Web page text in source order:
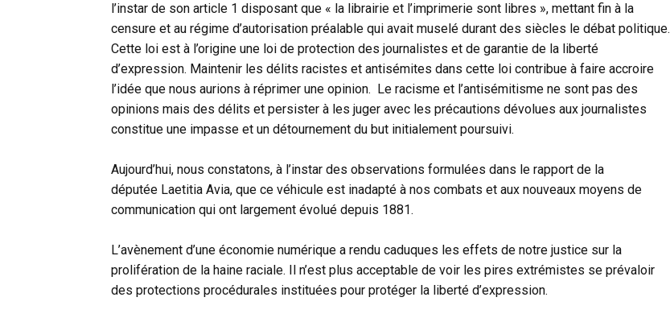
l’instar de son article 1 disposant que « la librairie et l’imprimerie sont libres », mettant fin à la
censure et au régime d’autorisation préalable qui avait muselé durant des siècles le débat politique.
Cette loi est à l’origine une loi de protection des journalistes et de garantie de la liberté
d’expression. Maintenir les délits racistes et antisémites dans cette loi contribue à faire accroire
l’idée que nous aurions à réprimer une opinion. Le racisme et l’antisémitisme ne sont pas des
opinions mais des délits et persister à les juger avec les précautions dévolues aux journalistes
constitue une impasse et un détournement du but initialement poursuivi.
Aujourd’hui, nous constatons, à l’instar des observations formulées dans le rapport de la
députée Laetitia Avia, que ce véhicule est inadapté à nos combats et aux nouveaux moyens de
communication qui ont largement évolué depuis 1881.
L’avènement d’une économie numérique a rendu caduques les effets de notre justice sur la
prolifération de la haine raciale. Il n’est plus acceptable de voir les pires extrémistes se prévaloir
des protections procédurales instituées pour protéger la liberté d’expression.